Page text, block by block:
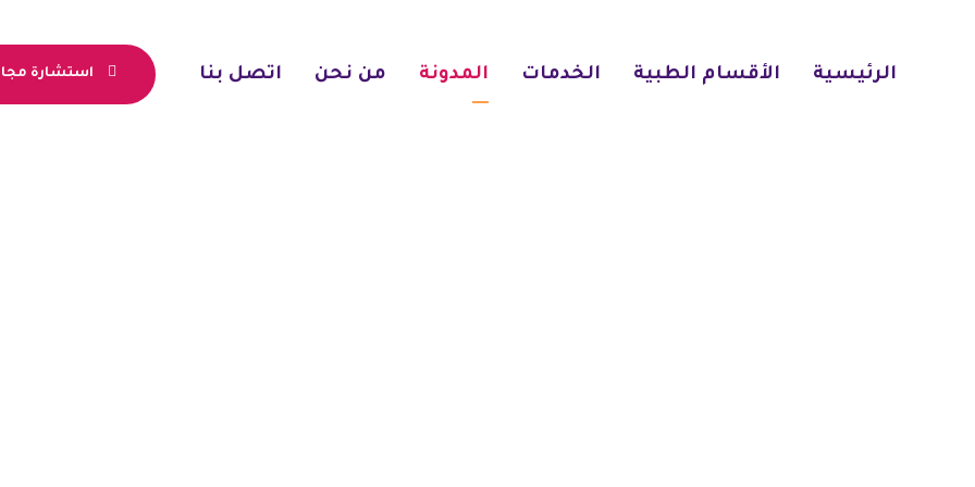
الرئيسية الأقسام الطبية الخدمات المدونة من نحن اتصل بنا استشارة